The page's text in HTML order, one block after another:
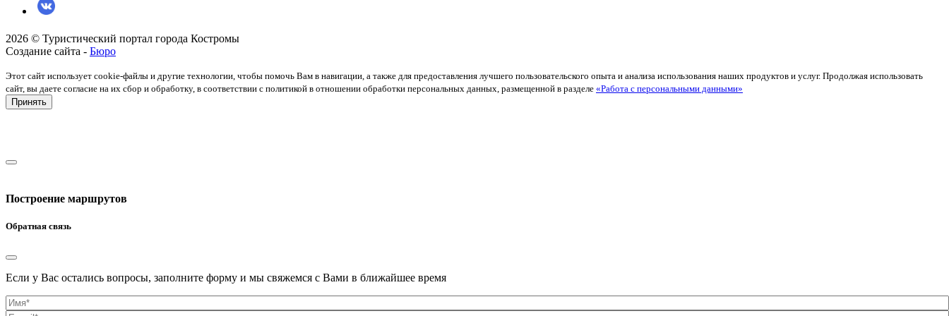
2026 © Туристический портал города Костромы
Создание сайта - Бюро
Этот сайт использует cookie-файлы и другие технологии, чтобы помочь Вам в навигации, а также для предоставления лучшего пользовательского опыта и анализа использования наших продуктов и услуг. Продолжая использовать
сайт, вы даете согласие на их сбор и обработку, в соответствии с политикой в отношении обработки персональных данных, размещенной в разделе «Работа с персональными данными»
Принять
Построение маршрутов
Обратная связь
Если у Вас остались вопросы, заполните форму и мы свяжемся с Вами в ближайшее время